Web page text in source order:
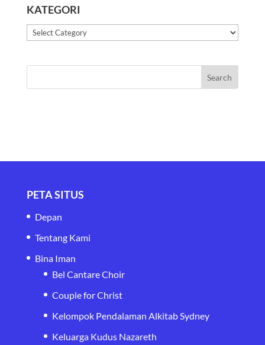
KATEGORI
Kategori
PETA SITUS
Depan
Tentang Kami
Bina Iman
Bel Cantare Choir
Couple for Christ
Kelompok Pendalaman Alkitab Sydney
Keluarga Kudus Nazareth